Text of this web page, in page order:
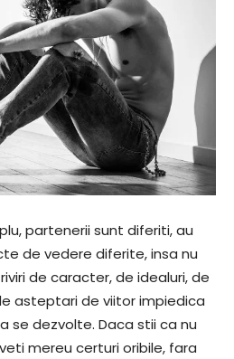
partenerii sunt diferiti, au
de vedere diferite, insa nu
de caracter, de idealuri, de
asteptari de viitor impiedica
se dezvolte. Daca stii ca nu
mereu certuri oribile, fara